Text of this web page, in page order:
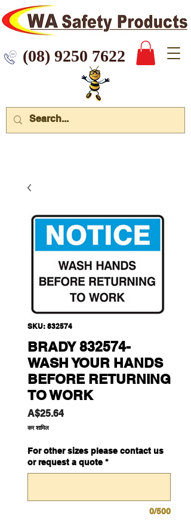
7622
SKU: 832574
BRADY 832574-
WASH YOUR HANDS
BEFORE RETURNING
TO WORK
A$25.64मूल्य
कर शामिल
For other sizes please contact us
or request a quote *
0/500